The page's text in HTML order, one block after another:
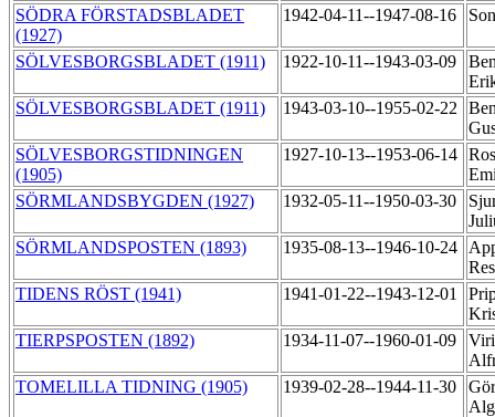
SÖDRA FÖRSTADSBLADET
(1927)
1942-04-11--1947-08-16
SÖLVESBORGSBLADET (1911) 1922-10-11--1943-03-09
SÖLVESBORGSBLADET (1911)
1943-03-10--1955-02-22
SÖLVESBORGSTIDNINGEN
(1905)
1927-10-13--1953-06-14
SÖRMLANDSBYGDEN (1927)
1932-05-11--1950-03-30
SÖRMLANDSPOSTEN (1893)
1935-08-13--1946-10-24
TIDENS RÖST (1941)
1941-01-22--1943-12-01
TIERPSPOSTEN (1892)
1934-11-07--1960-01-09
TOMELILLA TIDNING (1905)
1939-02-28--1944-11-30